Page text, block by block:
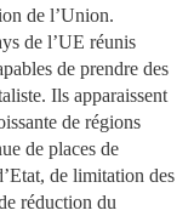
de l’Union.
de l’UE réunis
de prendre des
Ils apparaissent
de régions
de places de
de limitation des
réduction du